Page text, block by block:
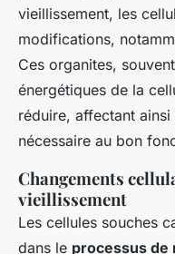
vieillissement, les
modifications,
Ces organites,
énergétiques de la
réduire, affectant
nécessaire au bon
Changements
vieillissement
Les cellules souches
dans le processus de